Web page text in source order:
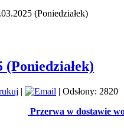
(Poniedziałek)
|
| Odsłony: 2820
Przerwa w dostawie